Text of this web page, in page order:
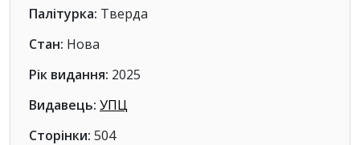
Палітурка: Тверда
Стан: Нова
Рік видання: 2025
Видавець: УПЦ
Сторінки: 504